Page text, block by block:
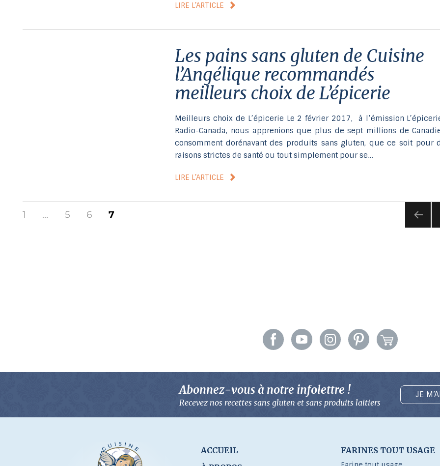
LIRE L’ARTICLE
Les pains sans gluten de Cuisine
l’Angélique recommandés
meilleurs choix de L’épicerie
Meilleurs choix de L’épicerie Le 2 février 2017, à l’émission
Radio-Canada, nous apprenions que plus de sept millions de
consomment dorénavant des produits sans gluten, que ce soit pour
raisons strictes de santé ou tout simplement pour se…
LIRE L’ARTICLE
Pagination
1 … 5 6 7
Abonnez-vous à notre infolettre !
Recevez nos recettes sans gluten et sans produits laitiers
JE
ACCUEIL
FARINES TOUT USAGE